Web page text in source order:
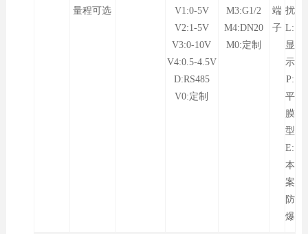
量程可选
V1:0-5V
V2:1-5V
V3:0-10V
V4:0.5-4.5V
D:RS485
V0:定制
M3:G1/2
M4:DN20
M0:定制
端
子
扰
L:
显
示
P:
平
膜
型
E:
本
案
防
爆